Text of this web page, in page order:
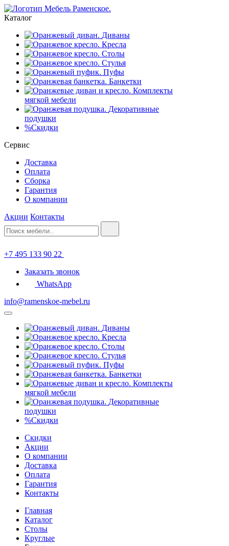
Каталог
Диваны
Кресла
Столы
Стулья
Пуфы
Банкетки
Комплекты
мягкой мебели
Декоративные
подушки
%Скидки
Сервис
Доставка
Оплата
Сборка
Гарантия
О компании
Акции Контакты
+7 495 133 90 22
Заказать звонок
WhatsApp
info@ramenskoe-mebel.ru
Диваны
Кресла
Столы
Стулья
Пуфы
Банкетки
Комплекты
мягкой мебели
Декоративные
подушки
%Скидки
Скидки
Акции
О компании
Доставка
Оплата
Гарантия
Контакты
Главная
Каталог
Столы
Круглые